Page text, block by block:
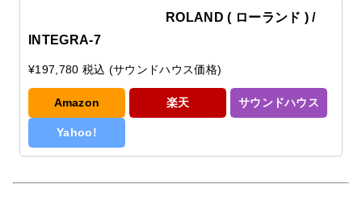
ROLAND ( ローランド ) /
INTEGRA-7
¥197,780 税込 (サウンドハウス価格)
Amazon 楽天 サウンドハウス
Yahoo!